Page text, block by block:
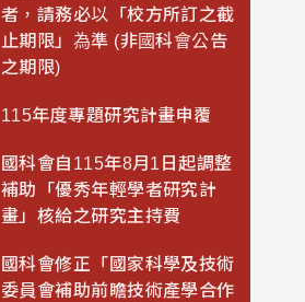
者，請務必以「校方所訂之截
止期限」為準 (非國科會公告
之期限)
115年度專題研究計畫申覆
國科會自115年8月1日起調整
補助「優秀年輕學者研究計
畫」核給之研究主持費
國科會修正「國家科學及技術
委員會補助前瞻技術產學合作